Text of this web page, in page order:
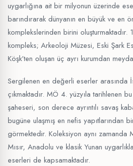
uygarlığına ait bir milyonun üzerinde
barındırarak dünyanın en büyük ve en
komplekslerinden birini oluşturmaktadır.
kompleks; Arkeoloji Müzesi, Eski Şark
Köşk’ten oluşan üç ayrı kurumdan
Sergilenen en değerli eserler arasında
çıkmaktadır. MÖ 4. yüzyıla tarihlenen
şaheseri, son derece ayrıntılı savaş
bugüne ulaşmış en nefis yapıtlarından
görmektedir. Koleksiyon aynı zamanda
Mısır, Anadolu ve klasik Yunan
eserleri de kapsamaktadır.